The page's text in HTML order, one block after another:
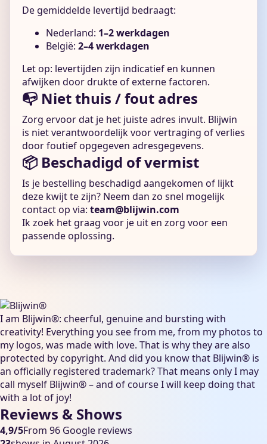
De gemiddelde levertijd bedraagt:
Nederland: 1–2 werkdagen
België: 2–4 werkdagen
Let op: levertijden zijn indicatief en kunnen
afwijken door drukte of externe factoren.
📭 Niet thuis / fout adres
Zorg ervoor dat je het juiste adres invult. Blijwin
is niet verantwoordelijk voor vertraging of verlies
door foutief opgegeven adresgegevens.
📦 Beschadigd of vermist
Is je bestelling beschadigd aangekomen of lijkt
deze kwijt te zijn? Neem dan zo snel mogelijk
contact op via: team@blijwin.com
Ik zoek het graag voor je uit en zorg voor een
passende oplossing.
I am Blijwin®: cheerful, genuine and bursting with
creativity! Everything you see from me, from my photos to
my logos, was made with love. That is why they are also
protected by copyright. And did you know that Blijwin® is
an officially registered trademark? That means only I may
call myself Blijwin® – and of course I will keep doing that
with a lot of joy!
Reviews & Shows
4,9/5From 96 Google reviews